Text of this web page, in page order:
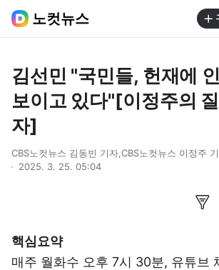
노컷뉴스
김선민 "국민들, 헌재에
보이고 있다"[이정주의
자]
CBS노컷뉴스 김동빈 기자,CBS노컷뉴스 이정주
2025. 3. 25. 05:04
핵심요약
매주 월화수 오후 7시 30분, 유튜브